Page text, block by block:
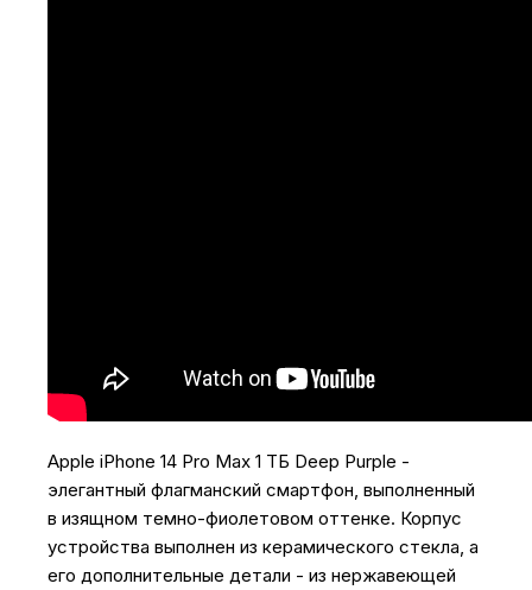
Apple iPhone 14 Pro Max 1 ТБ Deep Purple -
элегантный флагманский смартфон, выполненный
в изящном темно-фиолетовом оттенке. Корпус
устройства выполнен из керамического стекла, а
его дополнительные детали - из нержавеющей